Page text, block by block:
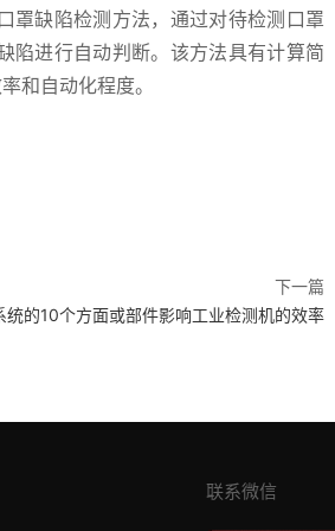
罩缺陷检测方法，通过对待检测口罩
陷进行自动判断。该方法具有计算简
和自动化程度。
下一篇
统的10个方面或部件影响工业检测机的效率
联系微信